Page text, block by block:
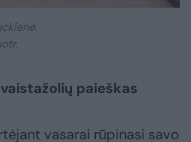
paieškas
vasarai rūpinasi savo